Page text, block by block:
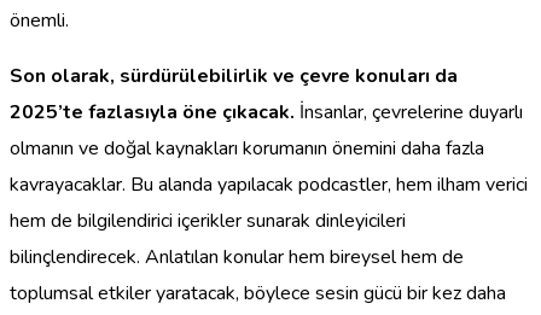
önemli.
Son olarak, sürdürülebilirlik ve çevre konuları da
2025’te fazlasıyla öne çıkacak. İnsanlar, çevrelerine duyarlı
olmanın ve doğal kaynakları korumanın önemini daha fazla
kavrayacaklar. Bu alanda yapılacak podcastler, hem ilham verici
hem de bilgilendirici içerikler sunarak dinleyicileri
bilinçlendirecek. Anlatılan konular hem bireysel hem de
toplumsal etkiler yaratacak, böylece sesin gücü bir kez daha